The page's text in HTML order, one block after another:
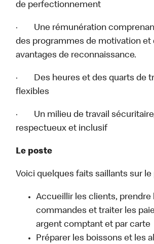
de perfectionnement
· Une rémunération
des programmes de motivation et
avantages de reconnaissance.
· Des heures et des quarts de
flexibles
· Un milieu de travail
respectueux et inclusif
Le poste
Voici quelques faits saillants sur le
Accueillir les clients, prendre
commandes et traiter les
argent comptant et par carte
Préparer les boissons et les